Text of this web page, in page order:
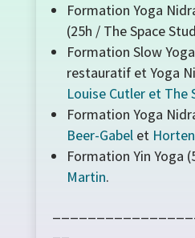
Formation Yoga
(25h / The Space
Formation Slow
restauratif et Yoga
Louise Cutler et The
Formation Yoga
Beer-Gabelet
Formation Yin Yoga
Martin.